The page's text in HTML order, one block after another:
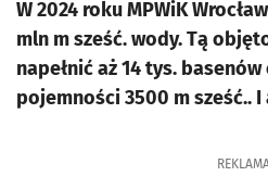
W 2024 roku MPWiK
mln m sześć. wody. Tą
napełnić aż 14 tys.
pojemności 3500 m sześć.. I